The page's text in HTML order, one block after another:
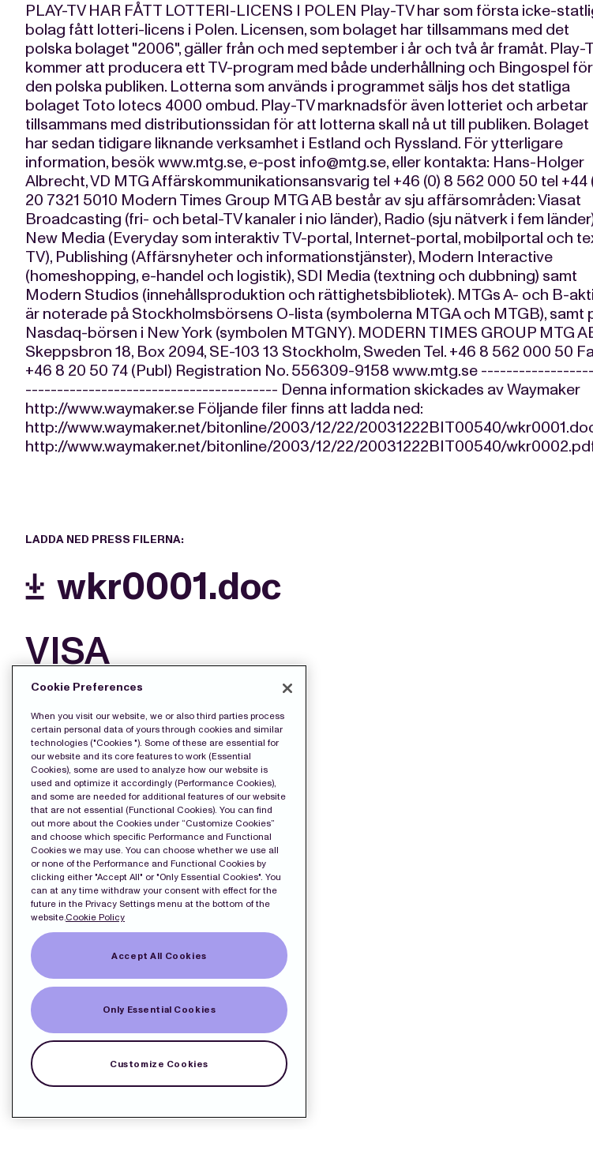
PLAY-TV HAR FÅTT LOTTERI-LICENS I POLEN Play-TV har som första icke-
bolag fått lotteri-licens i Polen. Licensen, som bolaget har tillsammans med det
polska bolaget "2006", gäller från och med september i år och två år framåt. Play-
kommer att producera ett TV-program med både underhållning och Bingospel för
den polska publiken. Lotterna som används i programmet säljs hos det statliga
bolaget Toto lotecs 4000 ombud. Play-TV marknadsför även lotteriet och arbetar
tillsammans med distributionssidan för att lotterna skall nå ut till publiken. Bolaget
har sedan tidigare liknande verksamhet i Estland och Ryssland. För ytterligare
information, besök www.mtg.se, e-post info@mtg.se, eller kontakta: Hans-Holger
Albrecht, VD MTG Affärskommunikationsansvarig tel +46 (0) 8 562 000 50 tel +44
20 7321 5010 Modern Times Group MTG AB består av sju affärsområden: Viasat
Broadcasting (fri- och betal-TV kanaler i nio länder), Radio (sju nätverk i fem
New Media (Everyday som interaktiv TV-portal, Internet-portal, mobilportal och
TV), Publishing (Affärsnyheter och informationstjänster), Modern Interactive
(homeshopping, e-handel och logistik), SDI Media (textning och dubbning) samt
Modern Studios (innehållsproduktion och rättighetsbibliotek). MTGs A- och B-
är noterade på Stockholmsbörsens O-lista (symbolerna MTGA och MTGB), samt
Nasdaq-börsen i New York (symbolen MTGNY). MODERN TIMES GROUP MTG
Skeppsbron 18, Box 2094, SE-103 13 Stockholm, Sweden Tel. +46 8 562 000 50
+46 8 20 50 74 (Publ) Registration No. 556309-9158 www.mtg.se
---------------------------------------- Denna information skickades av Waymaker
http://www.waymaker.se Följande filer finns att ladda ned:
http://www.waymaker.net/bitonline/2003/12/22/20031222BIT00540/
http://www.waymaker.net/bitonline/2003/12/22/20031222BIT00540/
LADDA NED PRESS FILERNA:
wkr0001.doc
VISA
MER
FILER
Cookie Preferences
When you visit our website, we or also third parties process
certain personal data of yours through cookies and similar
technologies ("Cookies "). Some of these are essential for
our website and its core features to work (Essential
Cookies), some are used to analyze how our website is
used and optimize it accordingly (Performance Cookies),
and some are needed for additional features of our website
that are not essential (Functional Cookies). You can find
out more about the Cookies under “Customize Cookies”
and choose which specific Performance and Functional
Cookies we may use. You can choose whether we use all
or none of the Performance and Functional Cookies by
clicking either "Accept All" or "Only Essential Cookies". You
can at any time withdraw your consent with effect for the
future in the Privacy Settings menu at the bottom of the
website.Cookie Policy
Accept All Cookies
Only Essential Cookies
Customize Cookies